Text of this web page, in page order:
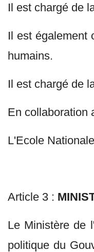
Il est chargé de
Il est également
humains.
Il est chargé de
En collaboration
L'Ecole
Article 3 :
Le Ministère de
politique du